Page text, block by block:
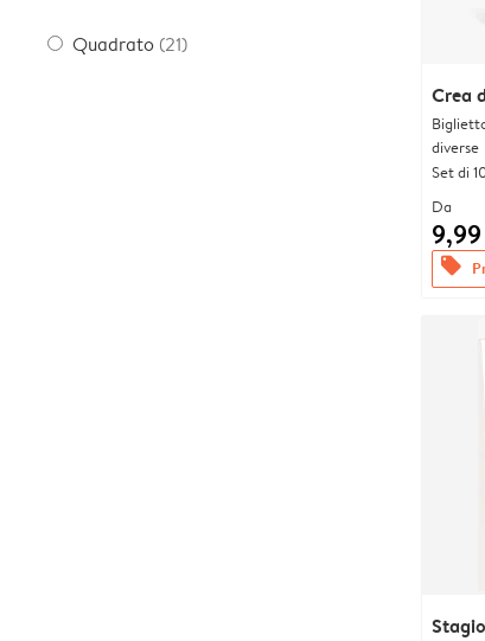
Quadrato (21)
Crea
diverse
Set di
Da
offers